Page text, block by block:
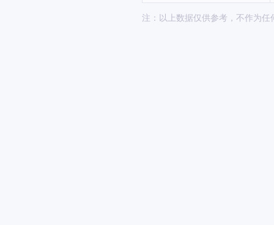
注：以上数据仅供参考，不作为